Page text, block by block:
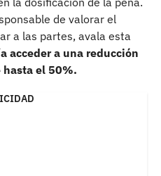
de valorar el
a las partes, avala esta
acceder a una reducción
hasta el 50%.